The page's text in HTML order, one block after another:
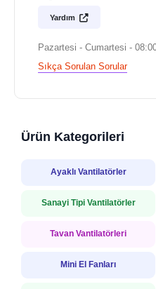
Yardım
Pazartesi - Cumartesi -
Sıkça Sorulan Sorular
Ürün Kategorileri
Ayaklı Vantilatörler
Sanayi Tipi Vantilatörler
Tavan Vantilatörleri
Mini El Fanları